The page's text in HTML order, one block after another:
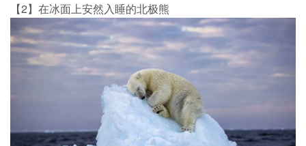
【2】在冰面上安然入睡的北极熊